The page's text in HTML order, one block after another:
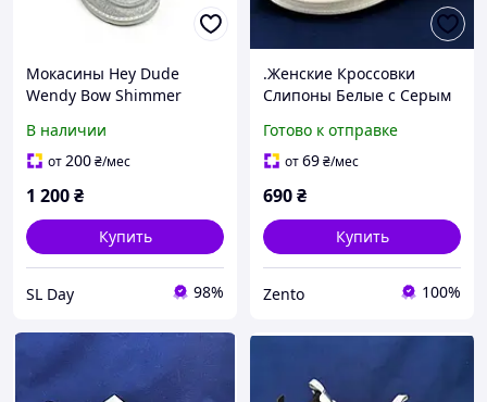
Мокасины Hey Dude
Wendy Bow Shimmer
Размер 39 (US W8),
стелька 26 см
В наличии
от200₴/мес
1 200₴
Купить
SL Day 98%
.Женские Кроссовки
Слипоны Белые с Серым
Mc@ueen (размеры: 39) -
063 Видео Обзор
Готово к отправке
от69₴/мес
690₴
Купить
Zento 100%